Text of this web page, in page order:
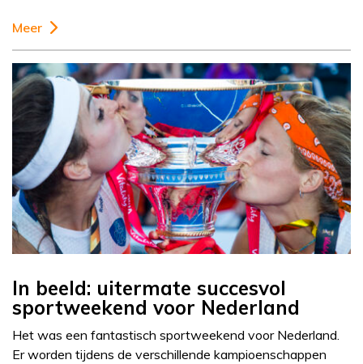
Meer
In beeld: uitermate succesvol
sportweekend voor Nederland
Het was een fantastisch sportweekend voor Nederland.
Er worden tijdens de verschillende kampioenschappen